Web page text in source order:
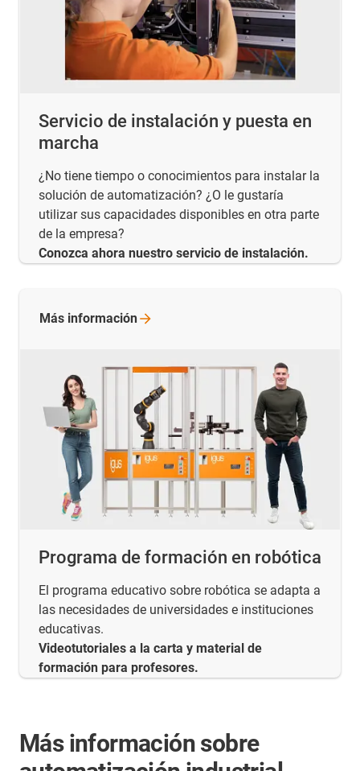
Servicio de instalación y puesta en
marcha
¿No tiene tiempo o conocimientos para instalar la
solución de automatización? ¿O le gustaría
utilizar sus capacidades disponibles en otra parte
de la empresa?
Conozca ahora nuestro servicio de instalación.
Programa de formación en robótica
El programa educativo sobre robótica se adapta a
las necesidades de universidades e instituciones
educativas.
Videotutoriales a la carta y material de
formación para profesores.
Más información
Más información sobre